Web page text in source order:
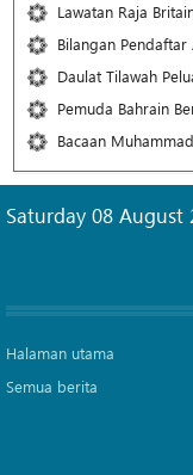
Lawatan Raja
Bilangan
Daulat Tilawah
Pemuda Bahrain
Bacaan
Saturday 08 August
Halaman utama
Semua berita